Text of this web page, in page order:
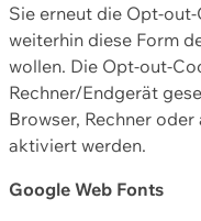
Sie erneut die Opt-
weiterhin diese Form
wollen. Die Opt-out-
Rechner/Endgerät
Browser, Rechner
aktiviert werden.
Google Web Fonts